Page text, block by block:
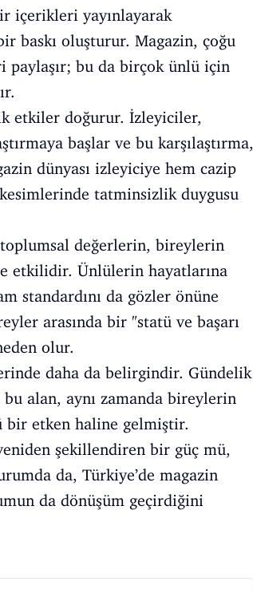
içerikleri yayınlayarak
baskı oluşturur. Magazin, çoğu
paylaşır; bu da birçok ünlü için
etkiler doğurur. İzleyiciler,
başlar ve bu karşılaştırma,
dünyası izleyiciye hem cazip
tatminsizlik duygusu
toplumsal değerlerin, bireylerin
etkilidir. Ünlülerin hayatlarına
standardını da gözler önüne
arasında bir "statü ve başarı
olur.
daha da belirgindir. Gündelik
bu alan, aynı zamanda bireylerin
etken haline gelmiştir.
şekillendiren bir güç mü,
da, Türkiye’de magazin
da dönüşüm geçirdiğini